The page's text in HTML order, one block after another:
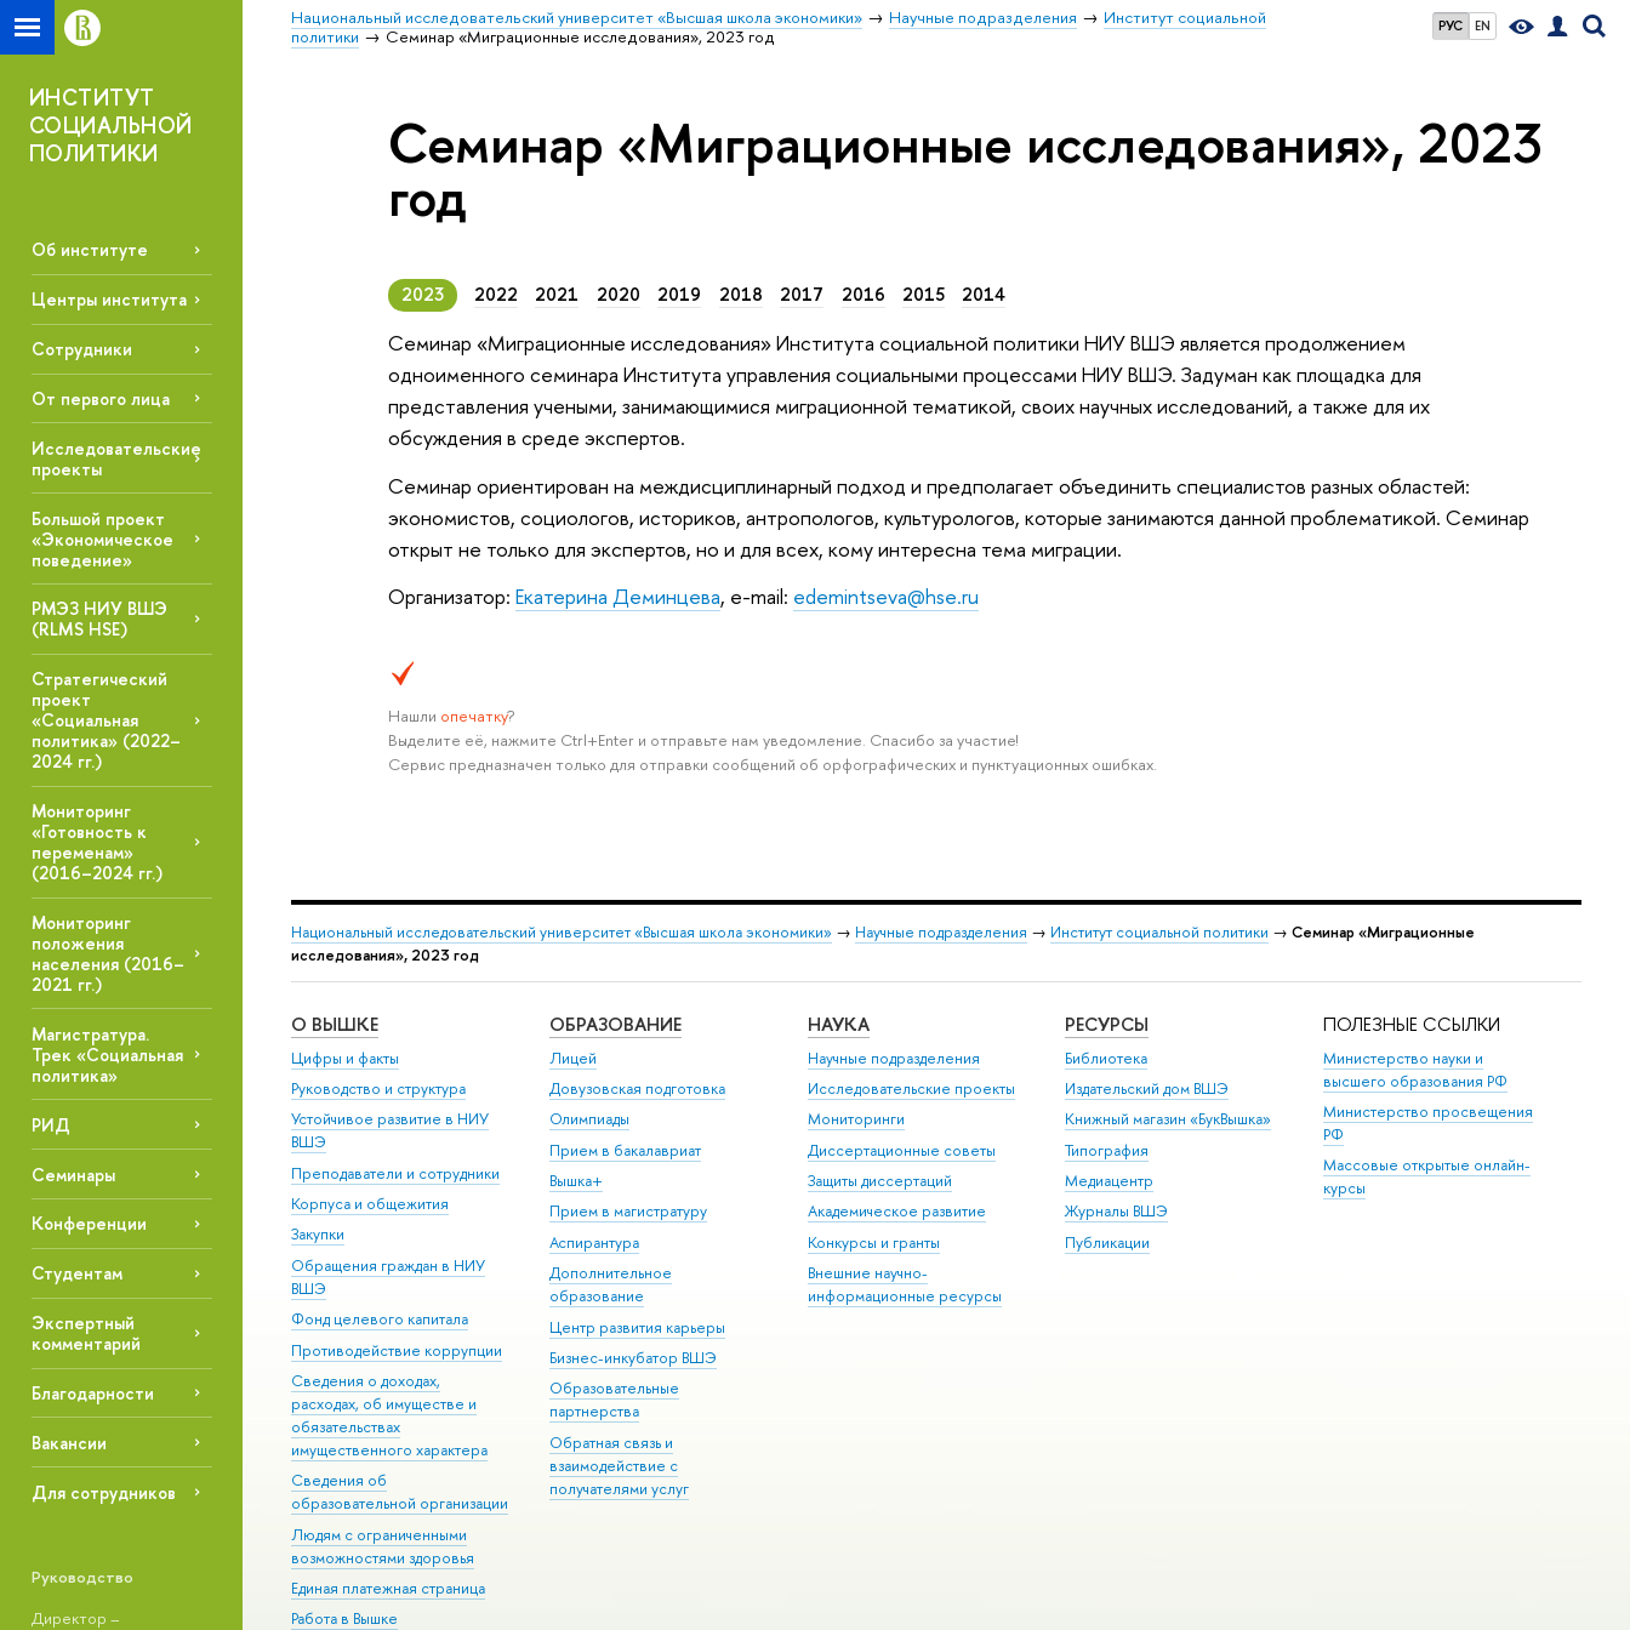
РУС EN
Национальный исследовательский университет «Высшая школа экономики» Научные подразделения
Институт социальной
политики
Семинар «Миграционные исследования», 2023 год
ИНСТИТУТ
СОЦИАЛЬНОЙ
ПОЛИТИКИ
Об институте
Центры института
Сотрудники
От первого лица
Исследовательские
проекты
Большой проект
«Экономическое
поведение»
РМЭЗ НИУ ВШЭ
(RLMS HSE)
Стратегический
проект
«Социальная
политика» (2022–
2024 гг.)
Мониторинг
«Готовность к
переменам»
(2016–2024 гг.)
Мониторинг
положения
населения (2016–
2021 гг.)
Магистратура.
Трек «Социальная
политика»
РИД
Семинары
Конференции
Студентам
Экспертный
комментарий
Благодарности
Вакансии
Для сотрудников
Руководство
Директор –
Семинар «Миграционные исследования», 2023
год
2023 2022 2021 2020 2019 2018 2017 2016 2015 2014
Семинар «Миграционные исследования» Института социальной политики НИУ ВШЭ является продолжением
одноименного семинара Института управления социальными процессами НИУ ВШЭ. Задуман как площадка для
представления учеными, занимающимися миграционной тематикой, своих научных исследований, а также для их
обсуждения в среде экспертов.
Семинар ориентирован на междисциплинарный подход и предполагает объединить специалистов разных областей:
экономистов, социологов, историков, антропологов, культурологов, которые занимаются данной проблематикой. Семинар
открыт не только для экспертов, но и для всех, кому интересна тема миграции.
Организатор: Екатерина Деминцева, e-mail: edemintseva@hse.ru
Нашли опечатку?
Выделите её, нажмите Ctrl+Enter и отправьте нам уведомление. Спасибо за участие!
Сервис предназначен только для отправки сообщений об орфографических и пунктуационных ошибках.
Национальный исследовательский университет «Высшая школа экономики» → Научные подразделения → Институт социальной политики → Семинар «Миграционные
исследования», 2023 год
О ВЫШКЕ
Цифры и факты
Руководство и структура
Устойчивое развитие в НИУ
ВШЭ
Преподаватели и сотрудники
Корпуса и общежития
Закупки
Обращения граждан в НИУ
ВШЭ
Фонд целевого капитала
Противодействие коррупции
Сведения о доходах,
расходах, об имуществе и
обязательствах
имущественного характера
Сведения об
образовательной организации
Людям с ограниченными
возможностями здоровья
Единая платежная страница
Работа в Вышке
ОБРАЗОВАНИЕ
Лицей
Довузовская подготовка
Олимпиады
Прием в бакалавриат
Вышка+
Прием в магистратуру
Аспирантура
Дополнительное
образование
Центр развития карьеры
Бизнес-инкубатор ВШЭ
Образовательные
партнерства
Обратная связь и
взаимодействие с
получателями услуг
НАУКА
Научные подразделения
Исследовательские проекты
Мониторинги
Диссертационные советы
Защиты диссертаций
Академическое развитие
Конкурсы и гранты
Внешние научно-
информационные ресурсы
РЕСУРСЫ
Библиотека
Издательский дом ВШЭ
Книжный магазин «БукВышка»
Типография
Медиацентр
Журналы ВШЭ
Публикации
ПОЛЕЗНЫЕ ССЫЛКИ
Министерство науки и
высшего образования РФ
Министерство просвещения
РФ
Массовые открытые онлайн-
курсы